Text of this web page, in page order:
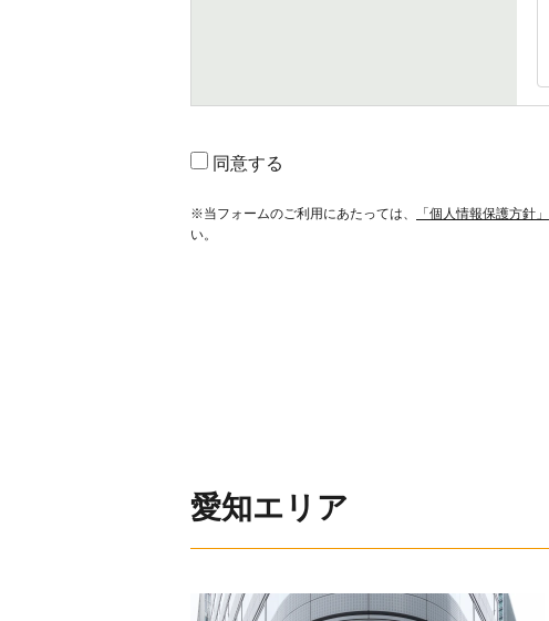
同意する
※当フォームのご利用にあたっては、 「個人情報保護方針」
い。
愛知エリア